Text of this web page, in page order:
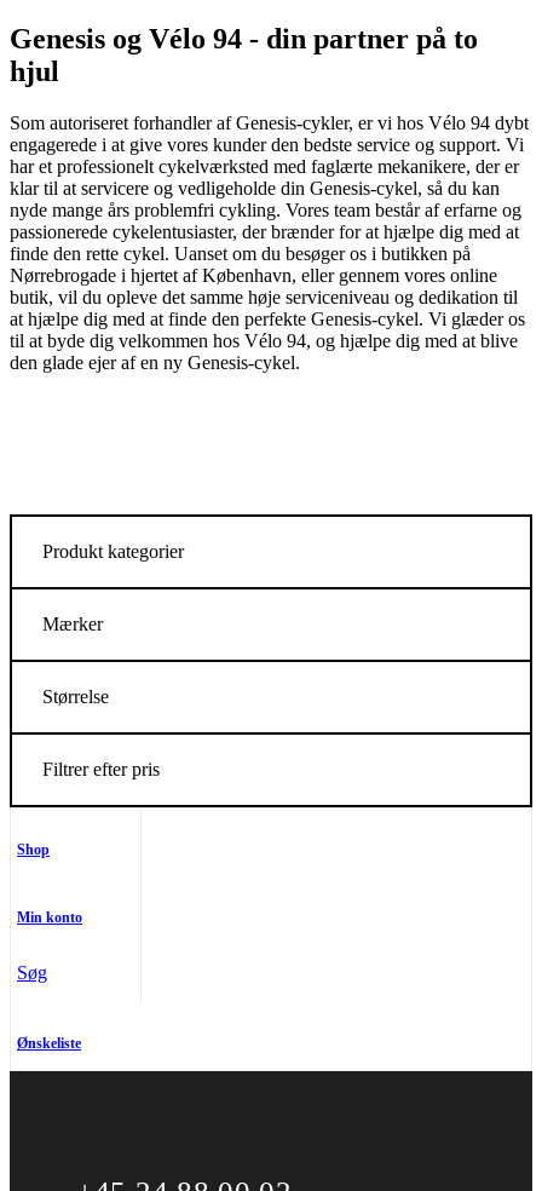
Genesis og Vélo 94 - din partner på to
hjul
Som autoriseret forhandler af Genesis-cykler, er vi hos Vélo 94 dybt
engagerede i at give vores kunder den bedste service og support. Vi
har et professionelt cykelværksted med faglærte mekanikere, der er
klar til at servicere og vedligeholde din Genesis-cykel, så du kan
nyde mange års problemfri cykling. Vores team består af erfarne og
passionerede cykelentusiaster, der brænder for at hjælpe dig med at
finde den rette cykel. Uanset om du besøger os i butikken på
Nørrebrogade i hjertet af København, eller gennem vores online
butik, vil du opleve det samme høje serviceniveau og dedikation til
at hjælpe dig med at finde den perfekte Genesis-cykel. Vi glæder os
til at byde dig velkommen hos Vélo 94, og hjælpe dig med at blive
den glade ejer af en ny Genesis-cykel.
Produkt kategorier
Mærker
Størrelse
Filtrer efter pris
Shop
Min konto
Søg
Ønskeliste